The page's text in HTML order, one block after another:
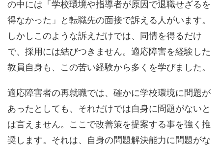
の中には「学校環境や指導者が原因で退職せざるを
得なかった」と転職先の面接で訴える人がいます。
しかしこのような訴えだけでは、同情を得るだけ
で、採用には結びつきません。適応障害を経験した
教員自身も、この苦い経験から多くを学びました。
適応障害者の再就職では、確かに学校環境に問題が
あったとしても、それだけでは自身に問題がないと
は言えません。ここで改善策を提案する事を強く推
奨します。それは、自身の問題解決能力に問題がな